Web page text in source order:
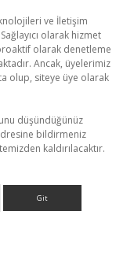
ve İletişim
olarak hizmet
olarak denetleme
Ancak, üyelerimiz
olup, siteye üye olarak
düşündüğünüz
bildirmeniz
kaldırılacaktır.